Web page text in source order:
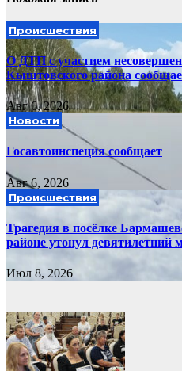
Происшествия
О ДТП с участием
Кыштовского района
Авг 6, 2026
Новости
Госавтоинспеция сообщает
Авг 6, 2026
Происшествия
Трагедия в посёлке
районе утонул девятилетний
Июл 8, 2026